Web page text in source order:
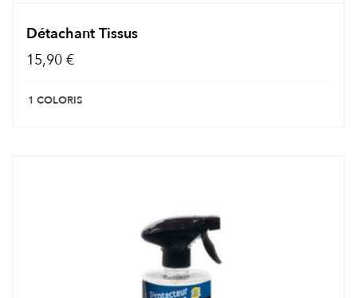
Détachant Tissus
15,90 €
1 COLORIS